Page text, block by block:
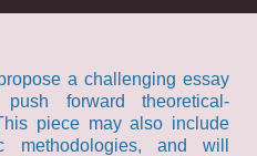
a challenging essay
forward theoretical-
piece may also include
methodologies, and will